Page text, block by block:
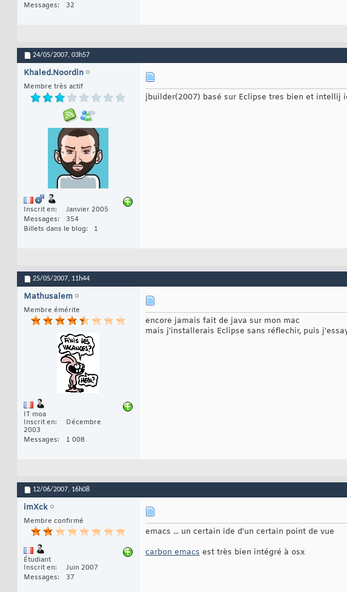
Messages
32
24/05/2007, 03h57
Khaled.Noordin
Membre très actif
Inscrit en
Janvier 2005
Messages
354
Billets dans le blog
1
jbuilder(2007) basé sur Eclipse tres bien et intellij
25/05/2007, 11h44
Mathusalem
Membre émérite
IT moa
Inscrit en
Décembre
2003
Messages
1 008
encore jamais fait de java sur mon mac
mais j'installerais Eclipse sans réflechir, puis
12/06/2007, 16h08
imXck
Membre confirmé
Étudiant
Inscrit en
Juin 2007
Messages
37
emacs ... un certain ide d'un certain point de vue
carbon emacs est très bien intégré à osx